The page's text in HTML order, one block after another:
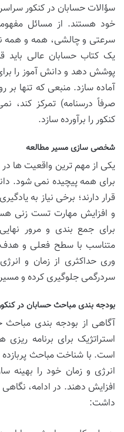
سؤالات حسابان در کنکور
خود هستند. از مسائل
سرعتی و چالشی، همه و همه
یک کتاب حسابان عالی باید
پوشش دهد و دانش آموز را
آماده سازد. منبعی که تنها
صرفاً درسنامه) تمرکز کند،
کنکور را برآورده سازد.
شخصی سازی مسیر مطالعه
یکی از مهم ترین واقعیت ها
برای همه پیچیده نمی شود.
قرار دارند؛ برخی نیاز به
و افزایش مهارت تست زنی
برای جمع بندی و مرور
متناسب با سطح فعلی و هدف
وری حداکثری از زمان و
سردرگمی جلوگیری کرده و
بودجه بندی مباحث حسابان در
آگاهی از بودجه بندی
استراتژیک برای برنامه
است. با شناخت مباحث
انرژی و زمان خود را
افزایش دهند. در ادامه،
داشت: